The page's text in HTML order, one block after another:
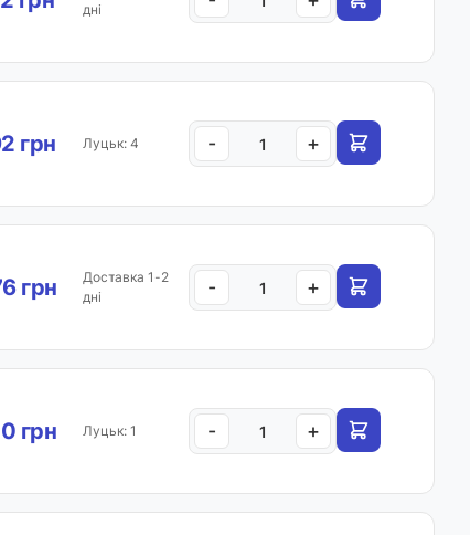
дні
грн Луцьк: 4 - +
грн
Доставка 1-2
дні
- +
грн Луцьк: 1 - +